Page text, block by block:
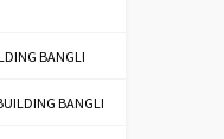
BANGLI
BANGLI